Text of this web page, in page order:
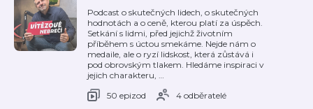
Podcast o skutečných lidech, o skutečných
hodnotách a o ceně, kterou platí za úspěch.
Setkání s lidmi, před jejichž životním
příběhem s úctou smekáme. Nejde nám o
medaile, ale o ryzí lidskost, která zůstává i
pod obrovským tlakem. Hledáme inspiraci v
jejich charakteru, …
50 epizod
4 odběratelé